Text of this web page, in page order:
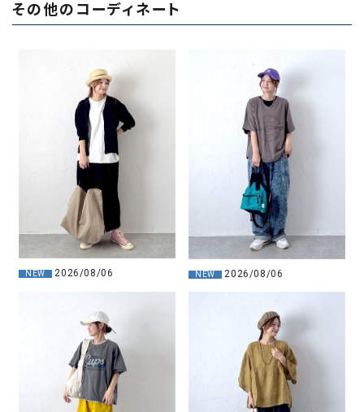
その他のコーディネート
NEW 2026/08/06 NEW 2026/08/06